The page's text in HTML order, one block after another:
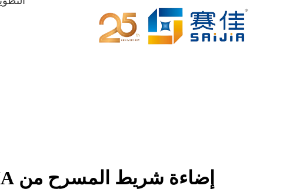
إضاءة شريط المسرح من SAIJIA: الخصائص الصوتية في تصميم إضاءة المسرح